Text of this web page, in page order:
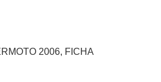
2006, FICHA